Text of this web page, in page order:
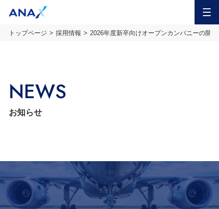
トップページ 採用情報 2026年度新卒向けオープンカンパニーの開
NEWS
お知らせ